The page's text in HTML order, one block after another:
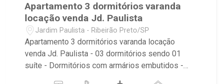
Apartamento 3 dormitórios varanda
locação venda Jd. Paulista
Jardim Paulista - Ribeirão Preto/SP
Apartamento 3 dormitórios varanda locação
venda Jd. Paulista - 03 dormitórios sendo 01
suíte - Dormitórios com armários embutidos -